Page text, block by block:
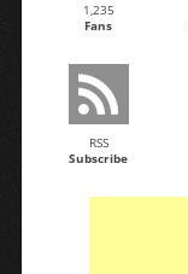
1,235
Fans
RSS
Subscribe